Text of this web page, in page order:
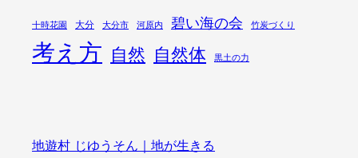
十時花園 大分 大分市 河原内 碧い海の会 竹炭づくり
考え方 自然 自然体 黒土の力
地遊村 じゆうそん｜地が生きる